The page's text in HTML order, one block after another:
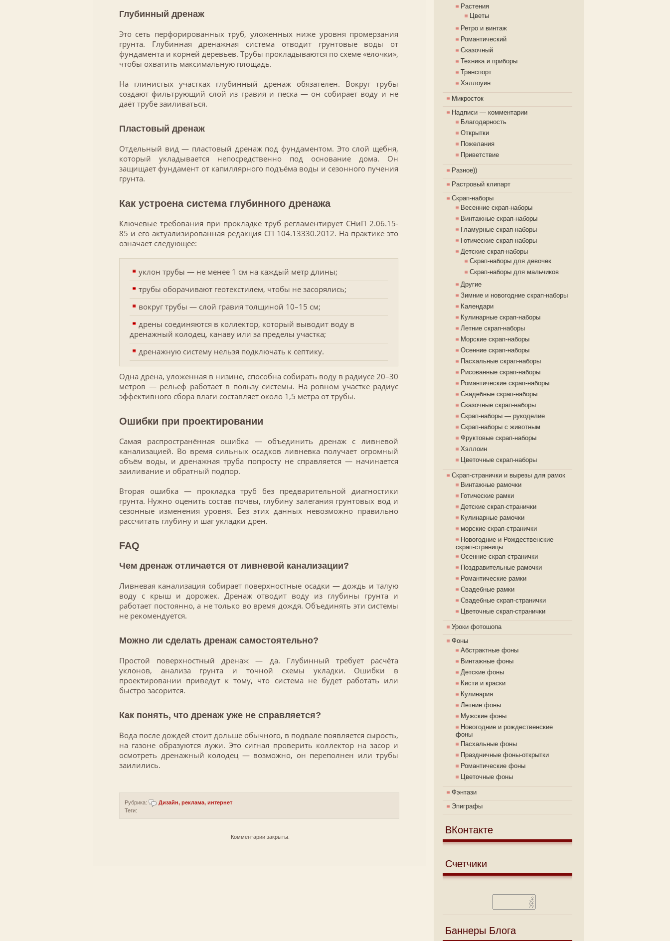
Глубинный дренаж
Это сеть перфорированных труб, уложенных ниже уровня промерзания
грунта. Глубинная дренажная система отводит грунтовые воды от
фундамента и корней деревьев. Трубы прокладываются по схеме «ёлочки»,
чтобы охватить максимальную площадь.
На глинистых участках глубинный дренаж обязателен. Вокруг трубы
создают фильтрующий слой из гравия и песка — он собирает воду и не
даёт трубе заиливаться.
Пластовый дренаж
Отдельный вид — пластовый дренаж под фундаментом. Это слой щебня,
который укладывается непосредственно под основание дома. Он
защищает фундамент от капиллярного подъёма воды и сезонного пучения
грунта.
Как устроена система глубинного дренажа
Ключевые требования при прокладке труб регламентирует СНиП 2.06.15-
85 и его актуализированная редакция СП 104.13330.2012. На практике это
означает следующее:
уклон трубы — не менее 1 см на каждый метр длины;
трубы оборачивают геотекстилем, чтобы не засорялись;
вокруг трубы — слой гравия толщиной 10–15 см;
дрены соединяются в коллектор, который выводит воду в
дренажный колодец, канаву или за пределы участка;
дренажную систему нельзя подключать к септику.
Одна дрена, уложенная в низине, способна собирать воду в радиусе 20–30
метров — рельеф работает в пользу системы. На ровном участке радиус
эффективного сбора влаги составляет около 1,5 метра от трубы.
Ошибки при проектировании
Самая распространённая ошибка — объединить дренаж с ливневой
канализацией. Во время сильных осадков ливневка получает огромный
объём воды, и дренажная труба попросту не справляется — начинается
заиливание и обратный подпор.
Вторая ошибка — прокладка труб без предварительной диагностики
грунта. Нужно оценить состав почвы, глубину залегания грунтовых вод и
сезонные изменения уровня. Без этих данных невозможно правильно
рассчитать глубину и шаг укладки дрен.
FAQ
Чем дренаж отличается от ливневой канализации?
Ливневая канализация собирает поверхностные осадки — дождь и талую
воду с крыш и дорожек. Дренаж отводит воду из глубины грунта и
работает постоянно, а не только во время дождя. Объединять эти системы
не рекомендуется.
Можно ли сделать дренаж самостоятельно?
Простой поверхностный дренаж — да. Глубинный требует расчёта
уклонов, анализа грунта и точной схемы укладки. Ошибки в
проектировании приведут к тому, что система не будет работать или
быстро засорится.
Как понять, что дренаж уже не справляется?
Вода после дождей стоит дольше обычного, в подвале появляется сырость,
на газоне образуются лужи. Это сигнал проверить коллектор на засор и
осмотреть дренажный колодец — возможно, он переполнен или трубы
заилились.
Рубрика:
Дизайн, реклама, интернет
Теги:
Комментарии закрыты.
Растения
Цветы
Ретро и винтаж
Романтический
Сказочный
Техника и приборы
Транспорт
Хэллоуин
Микросток
Надписи — комментарии
Благодарность
Открытки
Пожелания
Приветствие
Разное))
Растровый клипарт
Скрап-наборы
Весенние скрап-наборы
Винтажные скрап-наборы
Гламурные скрап-наборы
Готические скрап-наборы
Детские скрап-наборы
Скрап-наборы для девочек
Скрап-наборы для мальчиков
Другие
Зимние и новогодние скрап-наборы
Календари
Кулинарные скрап-наборы
Летние скрап-наборы
Морские скрап-наборы
Осенние скрап-наборы
Пасхальные скрап-наборы
Рисованные скрап-наборы
Романтические скрап-наборы
Свадебные скрап-наборы
Сказочные скрап-наборы
Скрап-наборы — рукоделие
Скрап-наборы с животным
Фруктовые скрап-наборы
Хэллоин
Цветочные скрап-наборы
Скрап-странички и вырезы для рамок
Винтажные рамочки
Готические рамки
Детские скрап-странички
Кулинарные рамочки
морские скрап-странички
Новогодние и Рождественские
скрап-страницы
Осенние скрап-странички
Поздравительные рамочки
Романтические рамки
Свадебные рамки
Свадебные скрап-странички
Цветочные скрап-странички
Уроки фотошопа
Фоны
Абстрактные фоны
Винтажные фоны
Детские фоны
Кисти и краски
Кулинария
Летние фоны
Мужские фоны
Новогодние и рождественские
фоны
Пасхальные фоны
Праздничные фоны-открытки
Романтические фоны
Цветочные фоны
Фэнтази
Эпиграфы
ВКонтакте
Счетчики
Баннеры Блога